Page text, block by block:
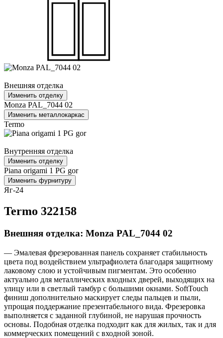
Внешняя отделка
Изменить отделку
Monza PAL_7044 02
Изменить металлокаркас
Termo
Внутренняя отделка
Изменить отделку
Piana origami 1 PG gor
Изменить фурнитуру
Яг-24
Termo 322158
Внешняя отделка: Monza PAL_7044 02
— Эмалевая фрезерованная панель сохраняет стабильность
цвета под воздействием ультрафиолета благодаря защитному
лаковому слою и устойчивым пигментам. Это особенно
актуально для металлических входных дверей, выходящих на
улицу или в светлый тамбур с большими окнами. SoftTouch
финиш дополнительно маскирует следы пальцев и пыли,
упрощая поддержание презентабельного вида. Фрезеровка
выполняется с заданной глубиной, не нарушая прочность
основы. Подобная отделка подходит как для жилых, так и для
коммерческих помещений с входной зоной.